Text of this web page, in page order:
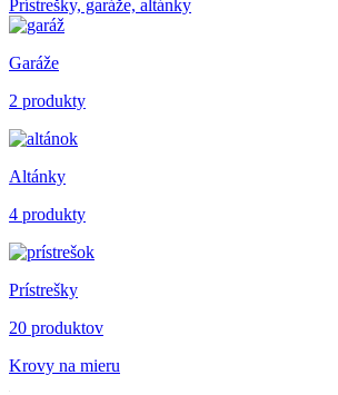
Prístrešky, garáže, altánky
Garáže
2 produkty
Altánky
4 produkty
Prístrešky
20 produktov
Krovy na mieru